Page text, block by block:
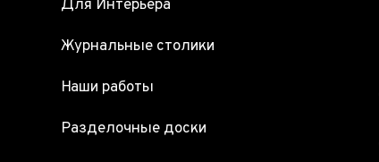
Для Интерьера
Журнальные столики
Наши работы
Разделочные доски